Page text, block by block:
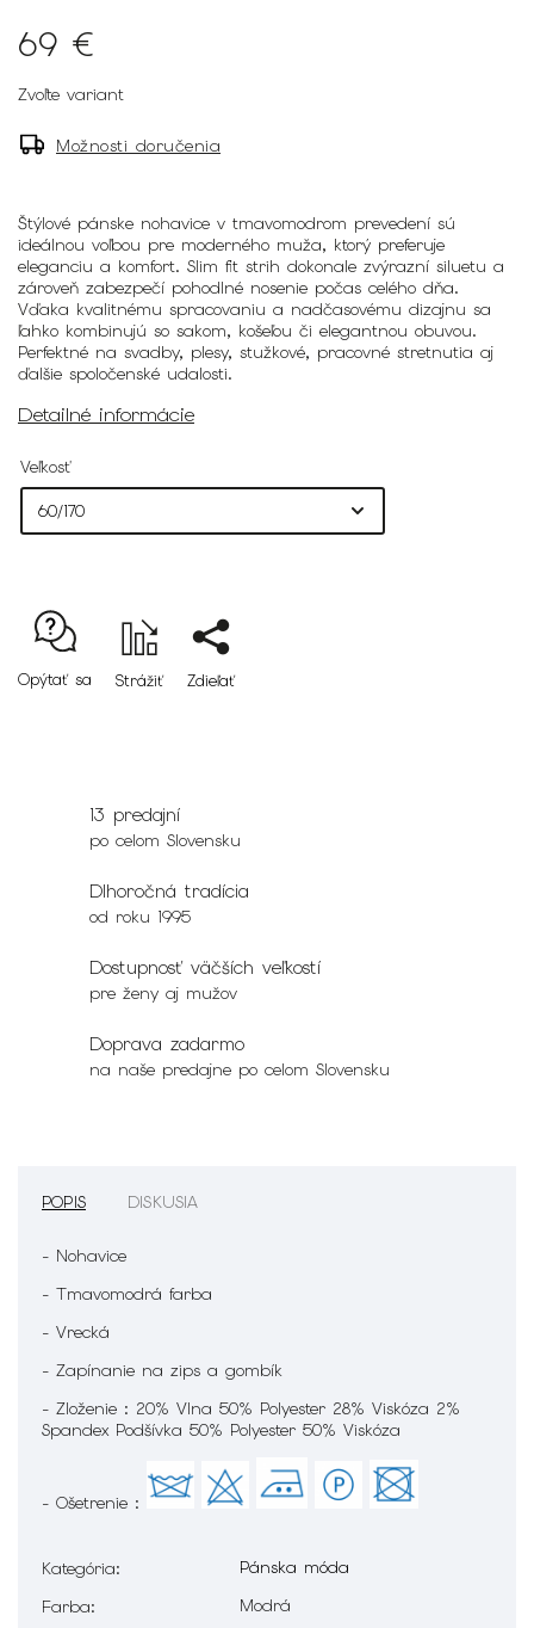
69 €
Zvoľte variant
Možnosti doručenia
Štýlové pánske nohavice v tmavomodrom prevedení sú
ideálnou voľbou pre moderného muža, ktorý preferuje
eleganciu a komfort. Slim fit strih dokonale zvýrazní siluetu a
zároveň zabezpečí pohodlné nosenie počas celého dňa.
Vďaka kvalitnému spracovaniu a nadčasovému dizajnu sa
ľahko kombinujú so sakom, košeľou či elegantnou obuvou.
Perfektné na svadby, plesy, stužkové, pracovné stretnutia aj
ďalšie spoločenské udalosti.
Detailné informácie
Veľkosť
Opýtať sa Strážiť Zdieľať
13 predajní
po celom Slovensku
Dlhoročná tradícia
od roku 1995
Dostupnosť väčších veľkostí
pre ženy aj mužov
Doprava zadarmo
na naše predajne po celom Slovensku
POPIS DISKUSIA
- Nohavice
- Tmavomodrá farba
- Vrecká
- Zapínanie na zips a gombík
- Zloženie : 20% Vlna 50% Polyester 28% Viskóza 2%
Spandex Podšívka 50% Polyester 50% Viskóza
- Ošetrenie :
Kategória:
Pánska móda
Farba: Modrá